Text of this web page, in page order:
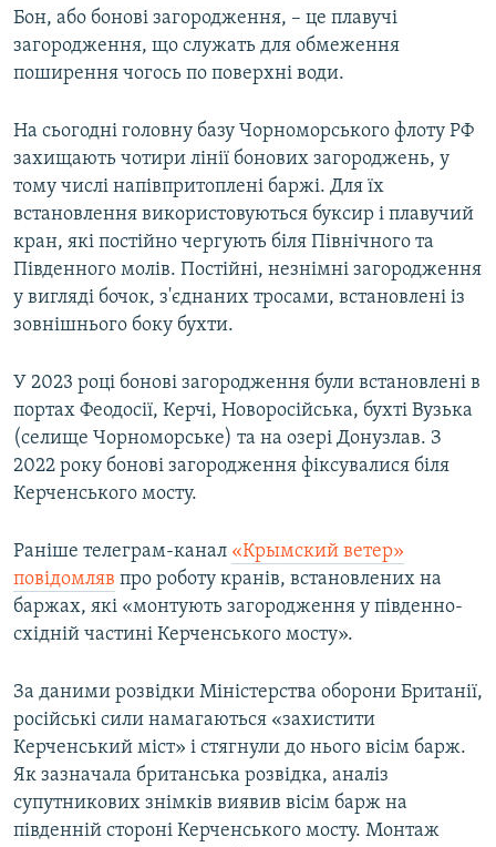
Бон, або бонові загородження, – це плавучі
загородження, що служать для обмеження
поширення чогось по поверхні води.
На сьогодні головну базу Чорноморського флоту РФ
захищають чотири лінії бонових загороджень, у
тому числі напівпритоплені баржі. Для їх
встановлення використовуються буксир і плавучий
кран, які постійно чергують біля Північного та
Південного молів. Постійні, незнімні загородження
у вигляді бочок, з'єднаних тросами, встановлені із
зовнішнього боку бухти.
У 2023 році бонові загородження були встановлені в
портах Феодосії, Керчі, Новоросійська, бухті Вузька
(селище Чорноморське) та на озері Донузлав. З
2022 року бонові загородження фіксувалися біля
Керченського мосту.
Раніше телеграм-канал «Крымский ветер»
повідомляв про роботу кранів, встановлених на
баржах, які «монтують загородження у південно-
східній частині Керченського мосту».
За даними розвідки Міністерства оборони Британії,
російські сили намагаються «захистити
Керченський міст» і стягнули до нього вісім барж.
Як зазначала британська розвідка, аналіз
супутникових знімків виявив вісім барж на
південній стороні Керченського мосту. Монтаж